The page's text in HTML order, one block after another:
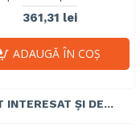
361,31 lei
ADAUGĂ ÎN COŞ
INTERESAT ȘI DE...